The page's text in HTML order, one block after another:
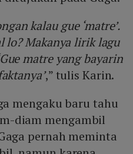
kalau gue ‘matre’.
lo? Makanya lirik lagu
matre yang bayarin
,” tulis Karin.
mengaku baru tahu
diam mengambil
pernah meminta